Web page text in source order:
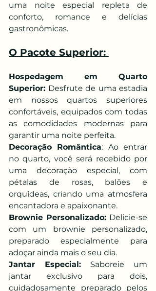
uma noite especial repleta de
conforto, romance e delícias
gastronômicas.
O Pacote Superior:
Hospedagem em Quarto
Superior: Desfrute de uma estadia
em nossos quartos superiores
confortáveis, equipados com todas
as comodidades modernas para
garantir uma noite perfeita.
Decoração Romântica: Ao entrar
no quarto, você será recebido por
uma decoração especial, com
pétalas de rosas, balões e
orquídeas, criando uma atmosfera
encantadora e apaixonante.
Brownie Personalizado: Delicie-se
com um brownie personalizado,
preparado especialmente para
adoçar ainda mais o seu dia.
Jantar Especial: Saboreie um
jantar exclusivo para dois,
cuidadosamente preparado pelos